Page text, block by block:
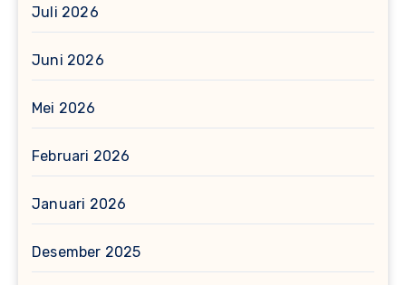
Juli 2026
Juni 2026
Mei 2026
Februari 2026
Januari 2026
Desember 2025